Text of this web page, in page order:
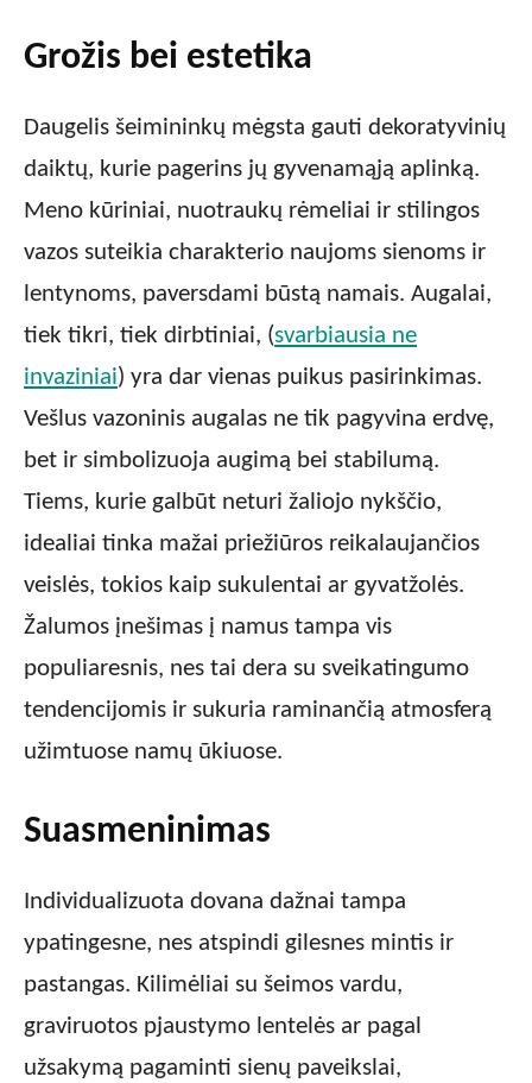
Grožis bei estetika
Daugelis šeimininkų mėgsta gauti dekoratyvinių
daiktų, kurie pagerins jų gyvenamąją aplinką.
Meno kūriniai, nuotraukų rėmeliai ir stilingos
vazos suteikia charakterio naujoms sienoms ir
lentynoms, paversdami būstą namais. Augalai,
tiek tikri, tiek dirbtiniai, (svarbiausia ne
invaziniai) yra dar vienas puikus pasirinkimas.
Vešlus vazoninis augalas ne tik pagyvina erdvę,
bet ir simbolizuoja augimą bei stabilumą.
Tiems, kurie galbūt neturi žaliojo nykščio,
idealiai tinka mažai priežiūros reikalaujančios
veislės, tokios kaip sukulentai ar gyvatžolės.
Žalumos įnešimas į namus tampa vis
populiaresnis, nes tai dera su sveikatingumo
tendencijomis ir sukuria raminančią atmosferą
užimtuose namų ūkiuose.
Suasmeninimas
Individualizuota dovana dažnai tampa
ypatingesne, nes atspindi gilesnes mintis ir
pastangas. Kilimėliai su šeimos vardu,
graviruotos pjaustymo lentelės ar pagal
užsakymą pagaminti sienų paveikslai,